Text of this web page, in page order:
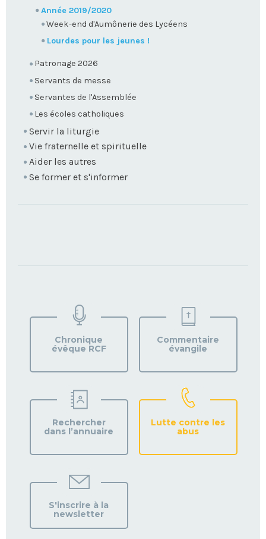
Année 2019/2020
Week-end d'Aumônerie des Lycéens
Lourdes pour les jeunes !
Patronage 2026
Servants de messe
Servantes de l'Assemblée
Les écoles catholiques
Servir la liturgie
Vie fraternelle et spirituelle
Aider les autres
Se former et s'informer
PAROISSE
Chronique
évêque RCF
Commentaire
évangile
Rechercher
dans l’annuaire
Lutte contre les
abus
S'inscrire à la
newsletter